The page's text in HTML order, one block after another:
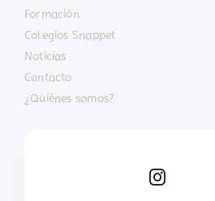
Formación
Colegios Snappet
Noticias
Contacto
¿Quiénes somos?